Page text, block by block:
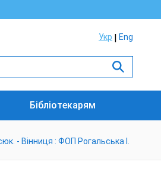
Укр Eng
Бібліотекарям
- Вінниця : ФОП Рогальська І.